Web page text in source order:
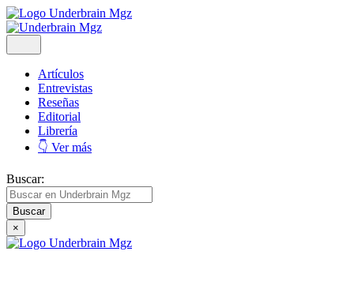
Artículos
Entrevistas
Reseñas
Editorial
Librería
👇 Ver más
Buscar:
×